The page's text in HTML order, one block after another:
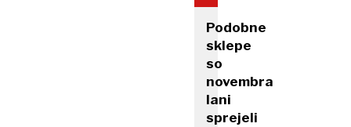
Podobne
sklepe
so
novembra
lani
sprejeli